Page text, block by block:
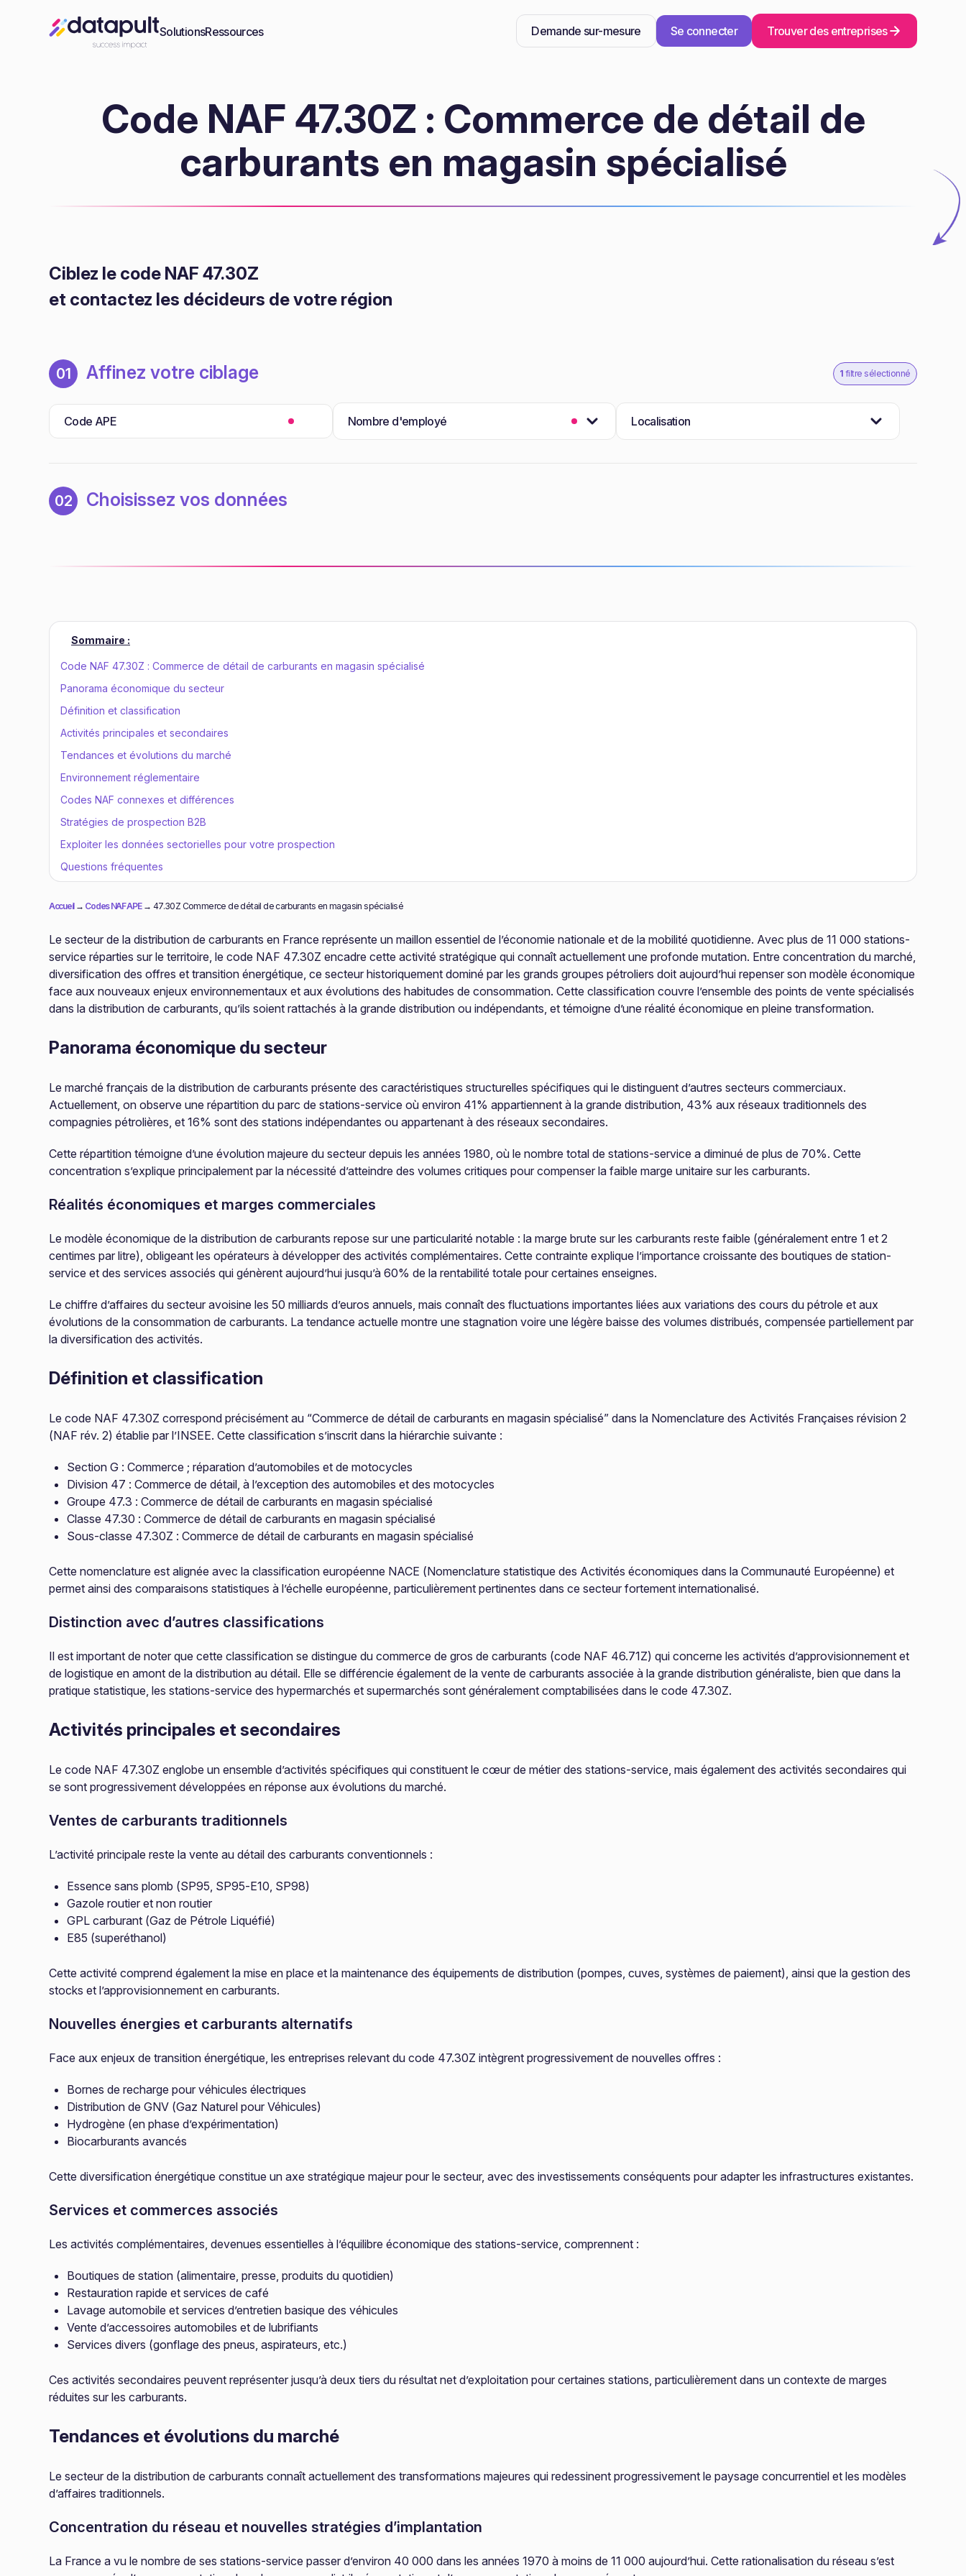
SolutionsRessources Demande sur-mesure Se connecter Trouver des entreprises
Code NAF 47.30Z : Commerce de détail de
carburants en magasin spécialisé
Ciblez le code NAF 47.30Z
et contactez les décideurs de votre région
01 Affinez votre ciblage 1 filtre sélectionné
Code APE Nombre d'employé Localisation
02 Choisissez vos données
Sommaire :
Code NAF 47.30Z : Commerce de détail de carburants en magasin spécialisé
Panorama économique du secteur
Définition et classification
Activités principales et secondaires
Tendances et évolutions du marché
Environnement réglementaire
Codes NAF connexes et différences
Stratégies de prospection B2B
Exploiter les données sectorielles pour votre prospection
Questions fréquentes
Accueil→ Codes NAF APE→ 47.30Z Commerce de détail de carburants en magasin spécialisé
Le secteur de la distribution de carburants en France représente un maillon essentiel de l’économie nationale et de la mobilité quotidienne. Avec plus de 11 000 stations-
service réparties sur le territoire, le code NAF 47.30Z encadre cette activité stratégique qui connaît actuellement une profonde mutation. Entre concentration du marché,
diversification des offres et transition énergétique, ce secteur historiquement dominé par les grands groupes pétroliers doit aujourd’hui repenser son modèle économique
face aux nouveaux enjeux environnementaux et aux évolutions des habitudes de consommation. Cette classification couvre l’ensemble des points de vente spécialisés
dans la distribution de carburants, qu’ils soient rattachés à la grande distribution ou indépendants, et témoigne d’une réalité économique en pleine transformation.
Panorama économique du secteur
Le marché français de la distribution de carburants présente des caractéristiques structurelles spécifiques qui le distinguent d’autres secteurs commerciaux.
Actuellement, on observe une répartition du parc de stations-service où environ 41% appartiennent à la grande distribution, 43% aux réseaux traditionnels des
compagnies pétrolières, et 16% sont des stations indépendantes ou appartenant à des réseaux secondaires.
Cette répartition témoigne d’une évolution majeure du secteur depuis les années 1980, où le nombre total de stations-service a diminué de plus de 70%. Cette
concentration s’explique principalement par la nécessité d’atteindre des volumes critiques pour compenser la faible marge unitaire sur les carburants.
Réalités économiques et marges commerciales
Le modèle économique de la distribution de carburants repose sur une particularité notable : la marge brute sur les carburants reste faible (généralement entre 1 et 2
centimes par litre), obligeant les opérateurs à développer des activités complémentaires. Cette contrainte explique l’importance croissante des boutiques de station-
service et des services associés qui génèrent aujourd’hui jusqu’à 60% de la rentabilité totale pour certaines enseignes.
Le chiffre d’affaires du secteur avoisine les 50 milliards d’euros annuels, mais connaît des fluctuations importantes liées aux variations des cours du pétrole et aux
évolutions de la consommation de carburants. La tendance actuelle montre une stagnation voire une légère baisse des volumes distribués, compensée partiellement par
la diversification des activités.
Définition et classification
Le code NAF 47.30Z correspond précisément au “Commerce de détail de carburants en magasin spécialisé” dans la Nomenclature des Activités Françaises révision 2
(NAF rév. 2) établie par l’INSEE. Cette classification s’inscrit dans la hiérarchie suivante :
Section G : Commerce ; réparation d’automobiles et de motocycles
Division 47 : Commerce de détail, à l’exception des automobiles et des motocycles
Groupe 47.3 : Commerce de détail de carburants en magasin spécialisé
Classe 47.30 : Commerce de détail de carburants en magasin spécialisé
Sous-classe 47.30Z : Commerce de détail de carburants en magasin spécialisé
Cette nomenclature est alignée avec la classification européenne NACE (Nomenclature statistique des Activités économiques dans la Communauté Européenne) et
permet ainsi des comparaisons statistiques à l’échelle européenne, particulièrement pertinentes dans ce secteur fortement internationalisé.
Distinction avec d’autres classifications
Il est important de noter que cette classification se distingue du commerce de gros de carburants (code NAF 46.71Z) qui concerne les activités d’approvisionnement et
de logistique en amont de la distribution au détail. Elle se différencie également de la vente de carburants associée à la grande distribution généraliste, bien que dans la
pratique statistique, les stations-service des hypermarchés et supermarchés sont généralement comptabilisées dans le code 47.30Z.
Activités principales et secondaires
Le code NAF 47.30Z englobe un ensemble d’activités spécifiques qui constituent le cœur de métier des stations-service, mais également des activités secondaires qui
se sont progressivement développées en réponse aux évolutions du marché.
Ventes de carburants traditionnels
L’activité principale reste la vente au détail des carburants conventionnels :
Essence sans plomb (SP95, SP95-E10, SP98)
Gazole routier et non routier
GPL carburant (Gaz de Pétrole Liquéfié)
E85 (superéthanol)
Cette activité comprend également la mise en place et la maintenance des équipements de distribution (pompes, cuves, systèmes de paiement), ainsi que la gestion des
stocks et l’approvisionnement en carburants.
Nouvelles énergies et carburants alternatifs
Face aux enjeux de transition énergétique, les entreprises relevant du code 47.30Z intègrent progressivement de nouvelles offres :
Bornes de recharge pour véhicules électriques
Distribution de GNV (Gaz Naturel pour Véhicules)
Hydrogène (en phase d’expérimentation)
Biocarburants avancés
Cette diversification énergétique constitue un axe stratégique majeur pour le secteur, avec des investissements conséquents pour adapter les infrastructures existantes.
Services et commerces associés
Les activités complémentaires, devenues essentielles à l’équilibre économique des stations-service, comprennent :
Boutiques de station (alimentaire, presse, produits du quotidien)
Restauration rapide et services de café
Lavage automobile et services d’entretien basique des véhicules
Vente d’accessoires automobiles et de lubrifiants
Services divers (gonflage des pneus, aspirateurs, etc.)
Ces activités secondaires peuvent représenter jusqu’à deux tiers du résultat net d’exploitation pour certaines stations, particulièrement dans un contexte de marges
réduites sur les carburants.
Tendances et évolutions du marché
Le secteur de la distribution de carburants connaît actuellement des transformations majeures qui redessinent progressivement le paysage concurrentiel et les modèles
d’affaires traditionnels.
Concentration du réseau et nouvelles stratégies d’implantation
La France a vu le nombre de ses stations-service passer d’environ 40 000 dans les années 1970 à moins de 11 000 aujourd’hui. Cette rationalisation du réseau s’est